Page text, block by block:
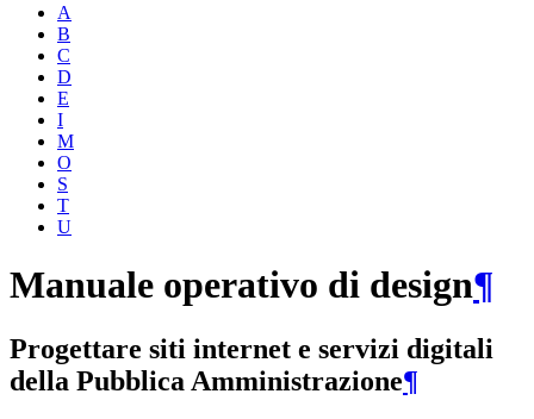
A
B
C
D
E
I
M
O
S
T
U
Manuale operativo di design¶
Progettare siti internet e servizi digitali
della Pubblica Amministrazione¶